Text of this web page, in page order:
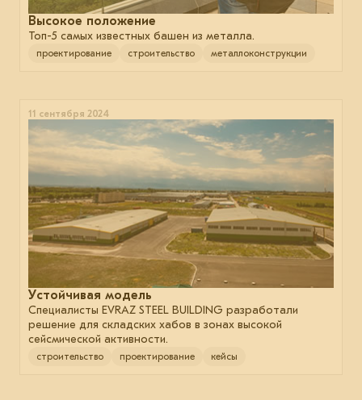
Высокое положение
Топ-5 самых известных башен из металла.
проектирование строительство металлоконструкции
11 сентября 2024
Устойчивая модель
Специалисты EVRAZ STEEL BUILDING разработали
решение для складских хабов в зонах высокой
сейсмической активности.
строительство проектирование кейсы